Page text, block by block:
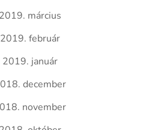
2019. március
2019. február
2019. január
december
november